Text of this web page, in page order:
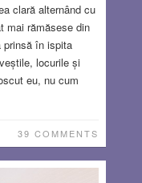
clară alternând cu
mai rămăsese din
prinsă în ispita
locurile și
eu, nu cum
39 COMMENTS